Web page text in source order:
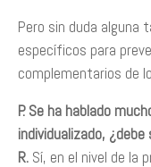
Pero sin duda alguna
específicos para
complementarios de
P. Se ha hablado
individualizado,
R. Sí, en el nivel de la